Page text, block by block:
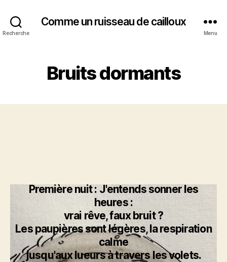
Recherche
Comme un ruisseau de cailloux
Menu
Bruits dormants
Première nuit : J'entends sonner les
heures :
vrai rêve, faux bruit ?
Les paupières sont légères, la respiration
calme
jusqu'aux lueurs à travers les volets.